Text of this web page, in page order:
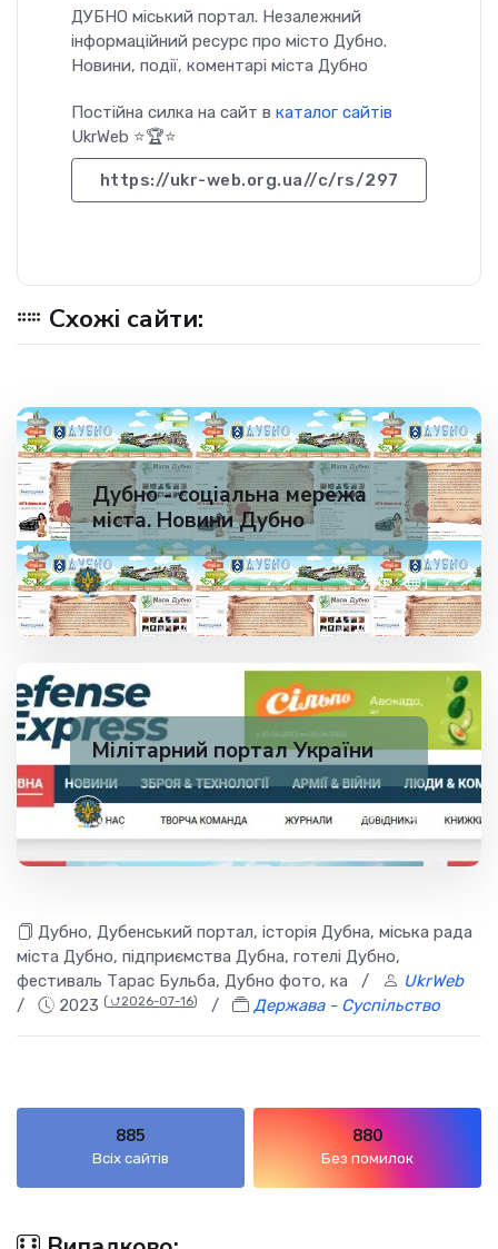
ДУБНО міський портал. Незалежний
інформаційний ресурс про місто Дубно.
Новини, події, коментарі міста Дубно
Постійна силка на сайт в каталог сайтів
UkrWeb ⭐🏆⭐
https://ukr-web.org.ua//c/rs/297
Схожі сайти:
Дубно - соціальна мережа
міста. Новини Дубно
✅ 200 1
Мілітарний портал України
✅ 200
Дубно, Дубенський портал, історія Дубна, міська рада
міста Дубно, підприємства Дубна, готелі Дубно,
фестиваль Тарас Бульба, Дубно фото, ка /
UkrWeb
/
2023 ( ⮍2026-07-16) / Держава - Суспільство
885
Всіх сайтів
880
Без помилок